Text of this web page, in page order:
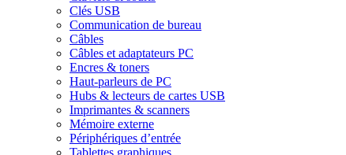
Clés USB
Communication de bureau
Câbles
Câbles et adaptateurs PC
Encres & toners
Haut-parleurs de PC
Hubs & lecteurs de cartes USB
Imprimantes & scanners
Mémoire externe
Périphériques d’entrée
Tablettes graphiques